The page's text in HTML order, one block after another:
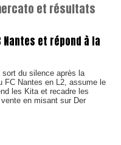
et résultats
et répond à la
sort du silence après la
FC Nantes en L2, assume le
les Kita et recadre les
en misant sur Der